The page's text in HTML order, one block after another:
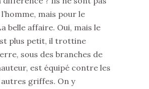
mais pour le
belle affaire. Oui, mais le
plus petit, il trottine
sous des branches de
est équipé contre les
griffes. On y